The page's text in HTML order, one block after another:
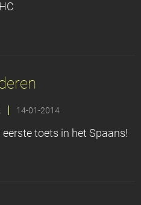
HC
14-01-2014
toets in het Spaans!